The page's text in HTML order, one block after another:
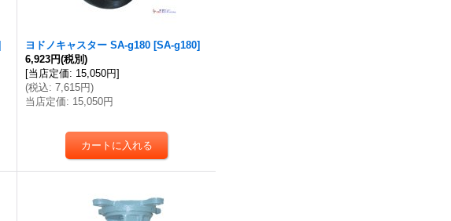
ヨドノキャスター SA-g180 [SA-g180]
6,923円(税別)
[当店定価: 15,050円]
(税込: 7,615円)
当店定価: 15,050円